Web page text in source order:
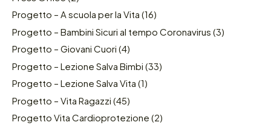
Progetto – A scuola per la Vita (16)
Progetto – Bambini Sicuri al tempo Coronavirus (3)
Progetto – Giovani Cuori (4)
Progetto – Lezione Salva Bimbi (33)
Progetto – Lezione Salva Vita (1)
Progetto – Vita Ragazzi (45)
Progetto Vita Cardioprotezione (2)